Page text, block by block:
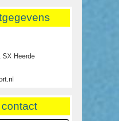
SX Heerde